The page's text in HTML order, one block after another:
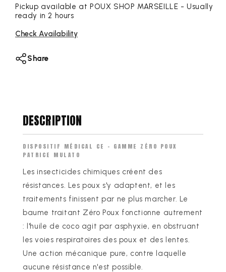
LENTES
100%
EFFICACE
-
ZÉRO
POUX
LENTES
100%
EFFICACE
-
Pickup available at POUX SHOP MARSEILLE - Usually
ready in 2 hours
Check Availability
Share
DESCRIPTION
DISPOSITIF MÉDICAL CE - GAMME ZÉRO POUX
PATRICE MULATO
Les insecticides chimiques créent des
résistances. Les poux s'y adaptent, et les
traitements finissent par ne plus marcher. Le
baume traitant Zéro Poux fonctionne autrement
: l'huile de coco agit par asphyxie, en obstruant
les voies respiratoires des poux et des lentes.
Une action mécanique pure, contre laquelle
aucune résistance n'est possible.